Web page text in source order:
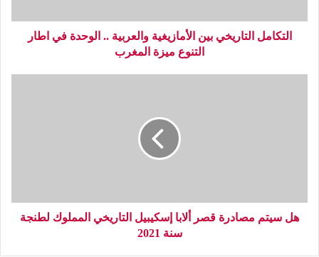
التكامل التاريخي بين الأمازيغية والعربية .. الوحدة في اطار
التنوع ميزة المغرب
هل سيتم مصادرة قصر ألابا إسكيبيل التاريخي المملوك لطنجة
سنة 2021